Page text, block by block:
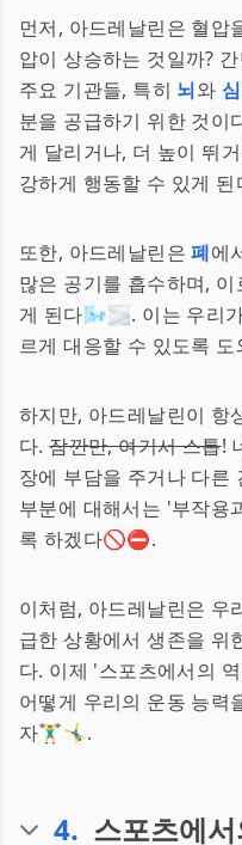
먼저, 아드레날린은 혈압
압이 상승하는 것일까?
주요 기관들, 특히 뇌와
분을 공급하기 위한 것
게 달리거나, 더 높이 뛰
강하게 행동할 수 있게
또한, 아드레날린은폐에
많은 공기를 흡수하며,
게 된다🌬️🌫️. 이는 우리
르게 대응할 수 있도록 도
하지만, 아드레날린이 항
다.잠깐만, 여기서 스톱!
장에 부담을 주거나 다른
부분에 대해서는 '부작용
록 하겠다🚫⛔.
이처럼, 아드레날린은 우
급한 상황에서 생존을 위
다. 이제 '스포츠에서의
어떻게 우리의 운동 능력
자🏋️‍♂️🤸‍♂️.
4. 스포츠에